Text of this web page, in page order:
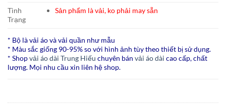
Tình
Trạng
Sản phẩm là vải, ko phải may sẵn
* Bộ là vải áo và vải quần như mẫu
* Màu sắc giống 90-95% so với hình ảnh tùy theo thiết bị sử dụng.
* Shopvải áo dài Trung Hiếu chuyên bán vải áo dài cao cấp, chất
lượng. Mọi nhu cầu xin liên hệ shop.